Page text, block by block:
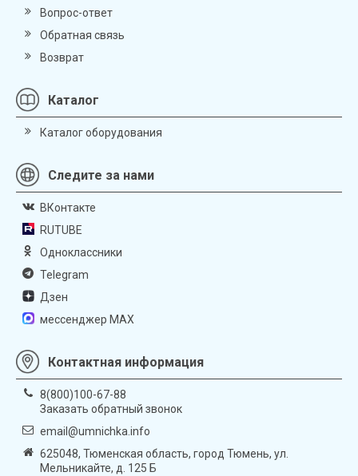
Вопрос-ответ
Обратная связь
Возврат
Каталог
Каталог оборудования
Следите за нами
ВКонтакте
RUTUBE
Одноклассники
Telegram
Дзен
мессенджер MAX
Контактная информация
8(800)100-67-88
Заказать обратный звонок
email@umnichka.info
625048, Тюменская область, город Тюмень, ул.
Мельникайте, д. 125 Б